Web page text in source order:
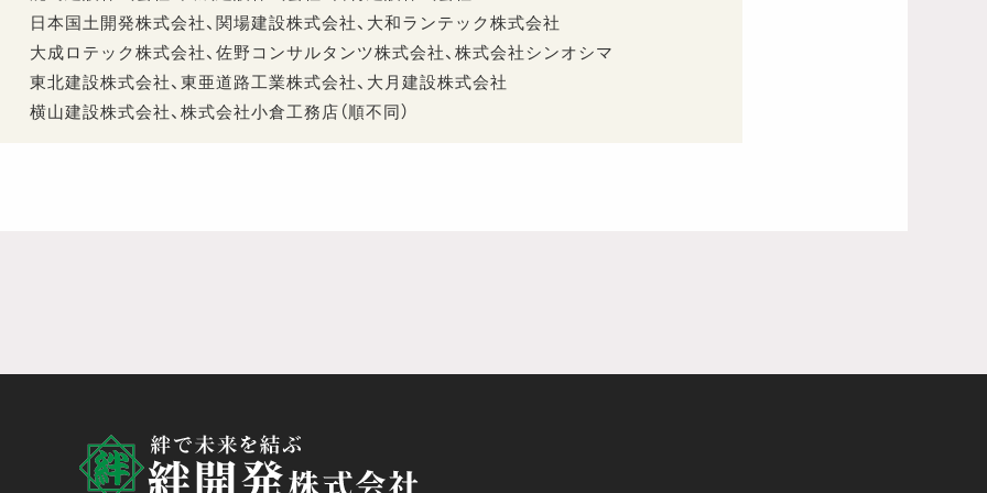
日本国土開発株式会社、関場建設株式会社、大和ランテック株式会社
大成ロテック株式会社、佐野コンサルタンツ株式会社、株式会社シンオシマ
東北建設株式会社、東亜道路工業株式会社、大月建設株式会社
横山建設株式会社、株式会社小倉工務店（順不同）